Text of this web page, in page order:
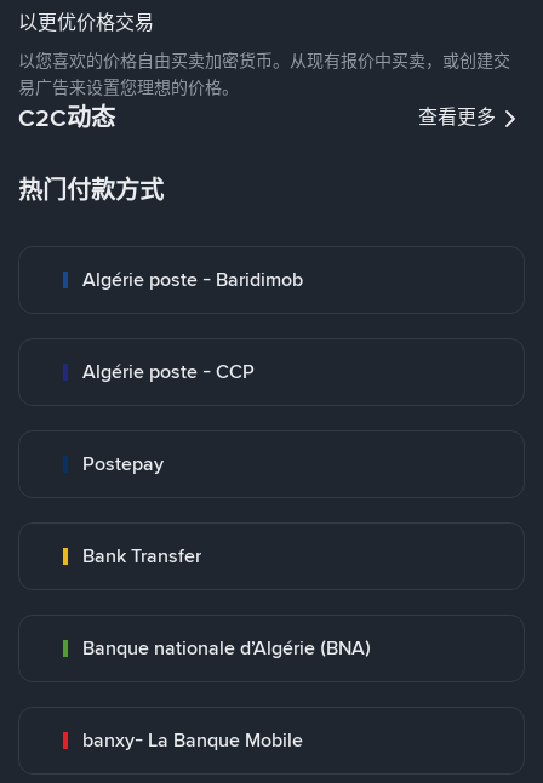
以更优价格交易
以您喜欢的价格自由买卖加密货币。从现有报价中买卖，或创建交
易广告来设置您理想的价格。
C2C动态 查看更多
热门付款方式
Algérie poste - Baridimob
Algérie poste - CCP
Postepay
Bank Transfer
Banque nationale d’Algérie (BNA)
banxy- La Banque Mobile